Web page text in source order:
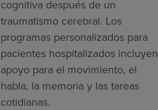
cognitiva después de un
traumatismo cerebral. Los
programas personalizados para
pacientes hospitalizados incluyen
apoyo para el movimiento, el
habla, la memoria y las tareas
cotidianas.